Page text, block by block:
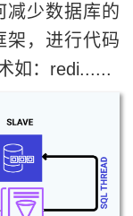
减少数据库的
架，进行代码
如：redi......